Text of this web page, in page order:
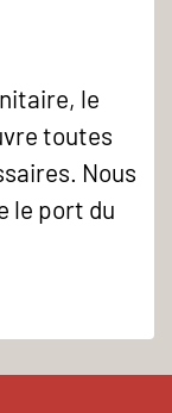
le
toutes
Nous
le port du